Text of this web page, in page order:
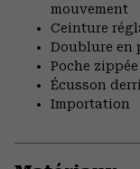
mouvement
Ceinture
Doublure en
Poche
Écusson
Importation